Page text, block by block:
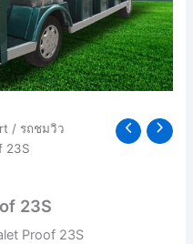
/ รถชมวิว
23S
23S
Proof 23S